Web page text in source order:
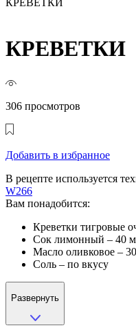
КРЕВЕТКИ
КРЕВЕТКИ
306 просмотров
Добавить в избранное
В рецепте используется
W266
Вам понадобится:
Креветки тигровые
Сок лимонный – 40
Масло оливковое –
Соль – по вкусу
Развернуть